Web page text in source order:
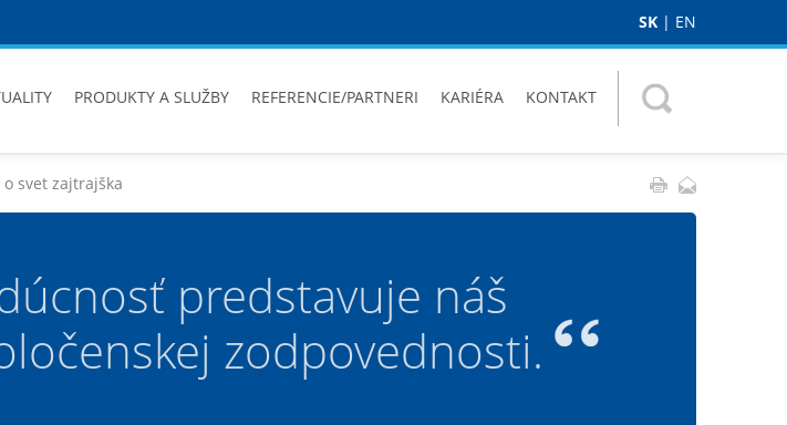
SK | EN
PRODUKTY A SLUŽBY REFERENCIE/PARTNERI KARIÉRA KONTAKT
svet zajtrajška
predstavuje náš
zodpovednosti.